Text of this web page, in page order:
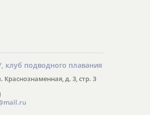
подводного плавания
Краснознаменная, д. 3, стр. 3